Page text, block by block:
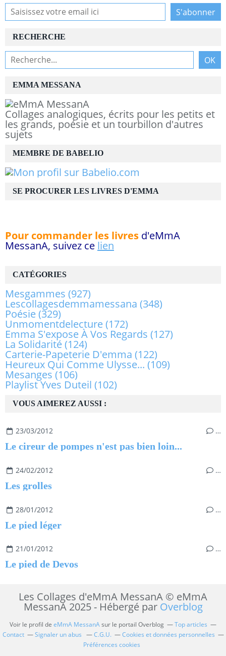
RECHERCHE
EMMA MESSANA
Collages analogiques, écrits pour les petits et
les grands, poésie et un tourbillon d'autres
sujets
VOUS AIMEREZ AUSSI :
23/03/2012 …
Le cireur de pompes n'est pas bien loin...
24/02/2012 …
Les grolles
28/01/2012 …
Le pied léger
21/01/2012 …
Le pied de Devos
CATÉGORIES
Mesgammes (927)
Lescollagesdemmamessana (348)
Poésie(329)
Unmomentdelecture(172)
Emma S'expose À Vos Regards (127)
La Solidarité(124)
Carterie-Papeterie D'emma (122)
Heureux Qui Comme Ulysse... (109)
Mesanges (106)
Playlist Yves Duteil (102)
MEMBRE DE BABELIO
SE PROCURER LES LIVRES D'EMMA
Pour commander les livres d'eMmA
MessanA, suivez ce lien
Les Collages d'eMmA MessanA © eMmA
MessanA 2025 - Hébergé par Overblog
Voir le profil de eMmA MessanAsur le portail Overblog
Top articles
Contact
Signaler un abus C.G.U.
Cookies et données personnelles
Préférences cookies